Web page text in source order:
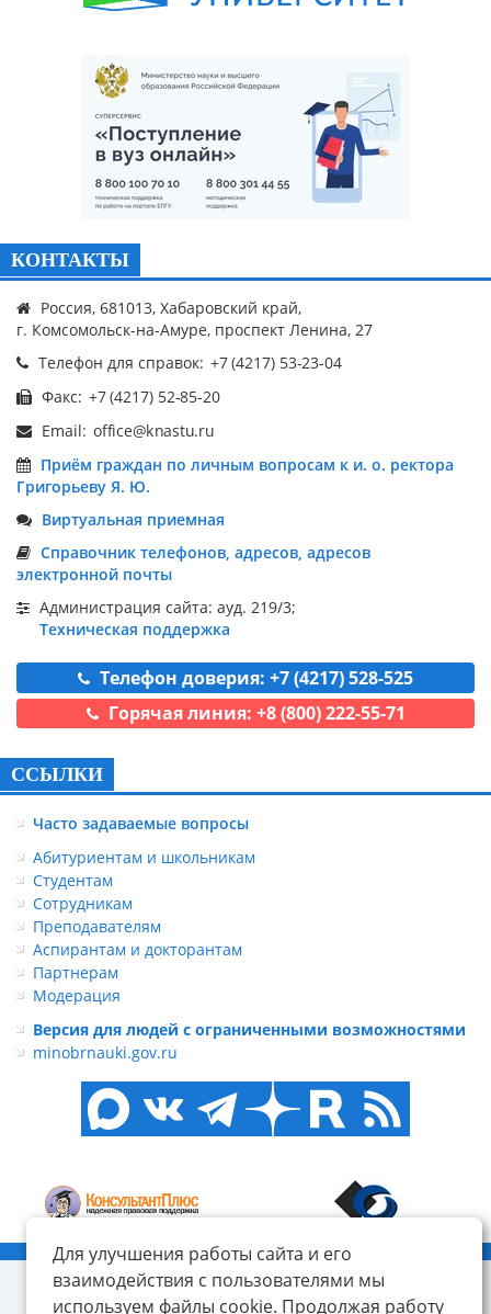
Для улучшения работы сайта и его
взаимодействия с пользователями мы
используем файлы cookie. Продолжая работу
КОНТАКТЫ
Россия, 681013, Хабаровский край,
г. Комсомольск-на-Амуре, проспект Ленина, 27
Телефон для справок:
Факс:
Email:
Приём граждан по личным вопросам к и. о. ректора
Григорьеву Я. Ю.
Виртуальная приемная
Справочник телефонов, адресов, адресов
электронной почты
Администрация сайта: ауд. 219/3;
Техническая поддержка
Телефон доверия: +7 (4217) 528-525
Горячая линия: +8 (800) 222-55-71
ССЫЛКИ
Часто задаваемые вопросы
Абитуриентам и школьникам
Студентам
Сотрудникам
Преподавателям
Аспирантам и докторантам
Партнерам
Модерация
Версия для людей с ограниченными возможностями
minobrnauki.gov.ru
© ФГБОУ ВО «КнАГУ», 2014-2026